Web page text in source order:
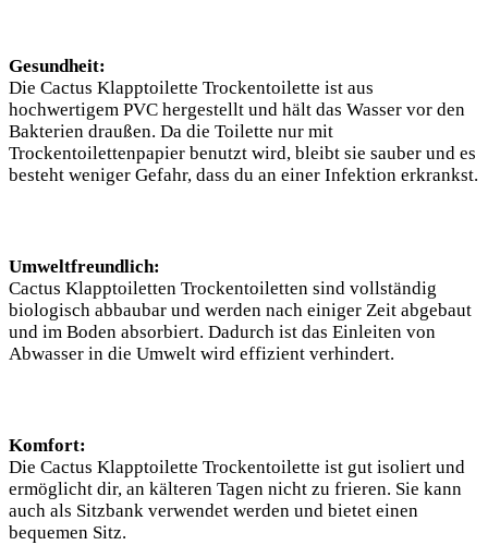
Gesundheit:
Die Cactus Klapptoilette Trockentoilette ist aus
hochwertigem PVC hergestellt und hält das Wasser vor den
Bakterien draußen. Da die Toilette nur mit
Trockentoilettenpapier benutzt wird, bleibt sie sauber und es
besteht weniger Gefahr, dass du an einer Infektion erkrankst.
Umweltfreundlich:
Cactus Klapptoiletten Trockentoiletten sind vollständig
biologisch abbaubar und werden nach einiger Zeit abgebaut
und im Boden absorbiert. Dadurch ist das Einleiten von
Abwasser in die Umwelt wird effizient verhindert.
Komfort:
Die Cactus Klapptoilette Trockentoilette ist gut isoliert und
ermöglicht dir, an kälteren Tagen nicht zu frieren. Sie kann
auch als Sitzbank verwendet werden und bietet einen
bequemen Sitz.